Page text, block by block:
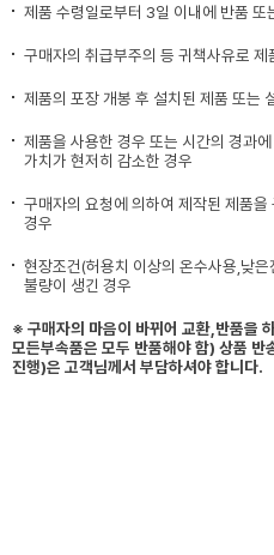
제품 수령일로부터 3일 이내에 반품 또
구매자의 취급부주의 등 귀책사유로
제품의 포장 개봉 후 설치된 제품 또는
제품을 사용한 경우 또는 시간의 경과
가치가 현저히 감소한 경우
구매자의 요청에 의하여 제작된 제품
경우
현장조건(허용치 이상의 온수사용,낮
불량이 생긴 경우
※ 구매자의 마음이 바뀌어 교환,반품을
모든부속품은 모두 반품해야 함) 상품 반
진행)은 고객님께서 부담하셔야 합니다.